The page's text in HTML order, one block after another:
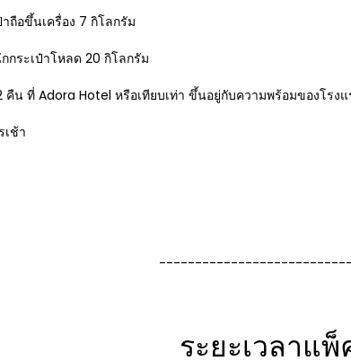
าถือขึ้นเครื่อง 7 กิโลกรัม
กระเป๋าโหลด 20 กิโลกรัม
คืน ที่ Adora Hotel หรือเทียบเท่า ขึ้นอยู่กับความพร้อมของโรงแ
เช้า
ระยะเวลาแพ็